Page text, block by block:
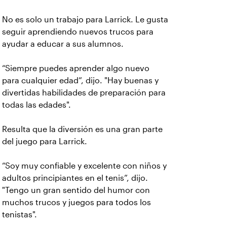
No es solo un trabajo para Larrick. Le gusta
seguir aprendiendo nuevos trucos para
ayudar a educar a sus alumnos.
“Siempre puedes aprender algo nuevo
para cualquier edad”, dijo. "Hay buenas y
divertidas habilidades de preparación para
todas las edades".
Resulta que la diversión es una gran parte
del juego para Larrick.
“Soy muy confiable y excelente con niños y
adultos principiantes en el tenis”, dijo.
"Tengo un gran sentido del humor con
muchos trucos y juegos para todos los
tenistas".